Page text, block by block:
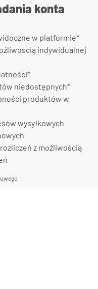
konta
w platformie*
indywidualnej
niedostępnych*
produktów w
wysyłkowych
z możliwością